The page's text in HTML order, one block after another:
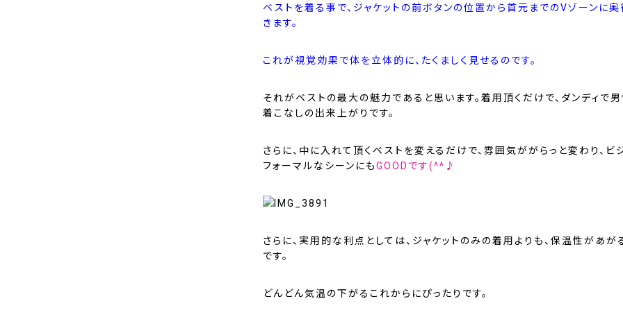
ベストを着る事で、ジャケットの前ボタンの位置から首元までのVゾーンに
きます。
これが視覚効果で体を立体的に、たくましく見せるのです。
それがベストの最大の魅力であると思います。着用頂くだけで、ダンディで
着こなしの出来上がりです。
さらに、中に入れて頂くベストを変えるだけで、雰囲気ががらっと変わり、ビ
フォーマルなシーンにもGOODです(^^♪
さらに、実用的な利点としては、ジャケットのみの着用よりも、保温性があが
です。
どんどん気温の下がるこれからにぴったりです。